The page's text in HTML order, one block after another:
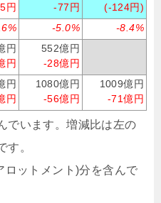
円
-77円
(-124円)
-5.0%
-8.4%
円
円
552億円
-28億円
円
円
1080億円
-56億円
1009億円
-71億円
でいます。増減比は左の
す。
ットメント)分を含んで